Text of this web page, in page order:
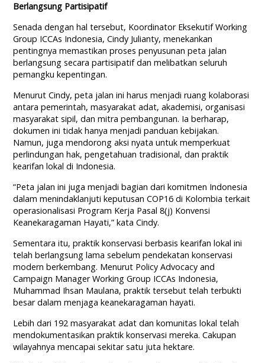
Berlangsung Partisipatif
Senada dengan hal tersebut, Koordinator Eksekutif Working
Group ICCAs Indonesia, Cindy Julianty, menekankan
pentingnya memastikan proses penyusunan peta jalan
berlangsung secara partisipatif dan melibatkan seluruh
pemangku kepentingan.
Menurut Cindy, peta jalan ini harus menjadi ruang kolaborasi
antara pemerintah, masyarakat adat, akademisi, organisasi
masyarakat sipil, dan mitra pembangunan. Ia berharap,
dokumen ini tidak hanya menjadi panduan kebijakan.
Namun, juga mendorong aksi nyata untuk memperkuat
perlindungan hak, pengetahuan tradisional, dan praktik
kearifan lokal di Indonesia.
“Peta jalan ini juga menjadi bagian dari komitmen Indonesia
dalam menindaklanjuti keputusan COP16 di Kolombia terkait
operasionalisasi Program Kerja Pasal 8(j) Konvensi
Keanekaragaman Hayati,” kata Cindy.
Sementara itu, praktik konservasi berbasis kearifan lokal ini
telah berlangsung lama sebelum pendekatan konservasi
modern berkembang. Menurut Policy Advocacy and
Campaign Manager Working Group ICCAs Indonesia,
Muhammad Ihsan Maulana, praktik tersebut telah terbukti
besar dalam menjaga keanekaragaman hayati.
Lebih dari 192 masyarakat adat dan komunitas lokal telah
mendokumentasikan praktik konservasi mereka. Cakupan
wilayahnya mencapai sekitar satu juta hektare.